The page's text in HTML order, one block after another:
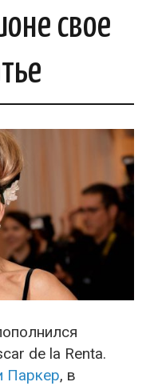
свое
de la Renta.
Паркер, в